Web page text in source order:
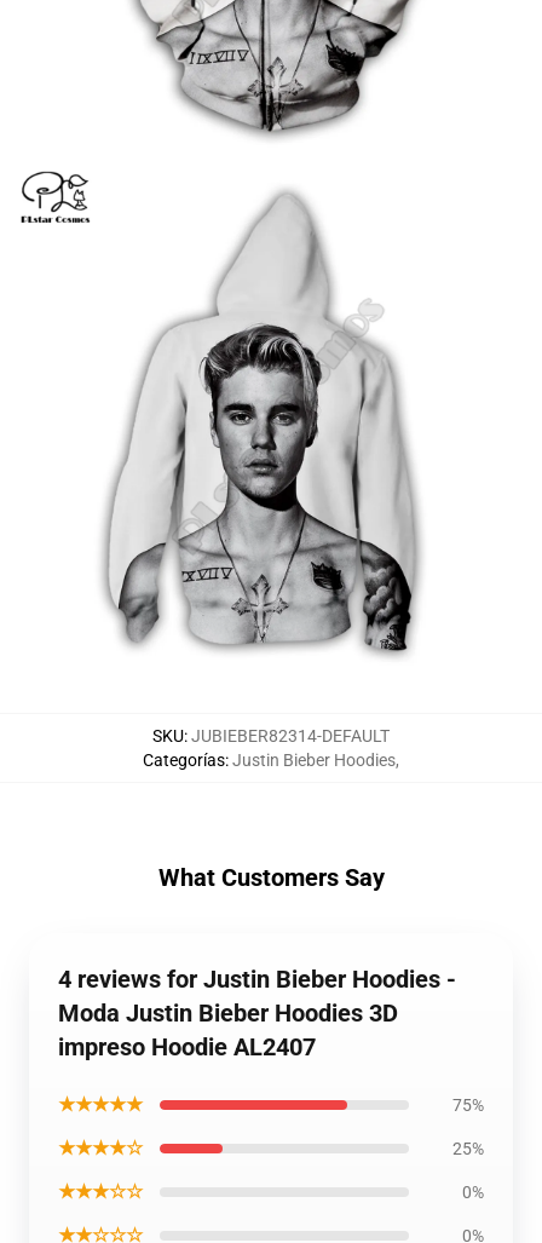
SKU:JUBIEBER82314-DEFAULT
Categorías:Justin Bieber Hoodies,
What Customers Say
4 reviews for Justin Bieber Hoodies -
Moda Justin Bieber Hoodies 3D
impreso Hoodie AL2407
★★★★★ 75%
★★★★☆ 25%
★★★☆☆ 0%
★★☆☆☆ 0%